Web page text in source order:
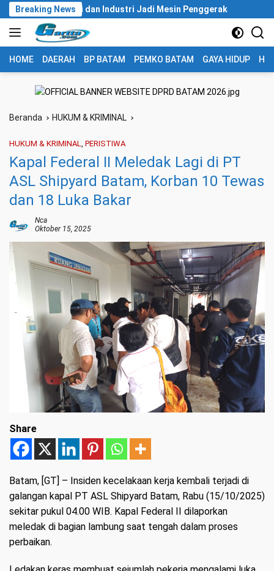
Langsung
ke
konten
Breaking News
dan Industri Jadi Mesin Penggerak Aktivis Ungkap
HOME DAERAH BP BATAM PEMKO BATAM GAYA HIDUP
Beranda HUKUM & KRIMINAL
HUKUM & KRIMINAL, PERISTIWA
Kapal Federal II Meledak Lagi di PT
ASL Shipyard Batam, Korban 10 Tewas
dan 18 Luka Bakar
Nca
Oktober 15, 2025
Share
Batam, [GT] – Insiden kecelakaan kerja kembali terjadi di
galangan kapal PT ASL Shipyard Batam, Rabu (15/10/2025)
sekitar pukul 04.00 WIB. Kapal Federal II dilaporkan
meledak di bagian lambung saat tengah dalam proses
perbaikan.